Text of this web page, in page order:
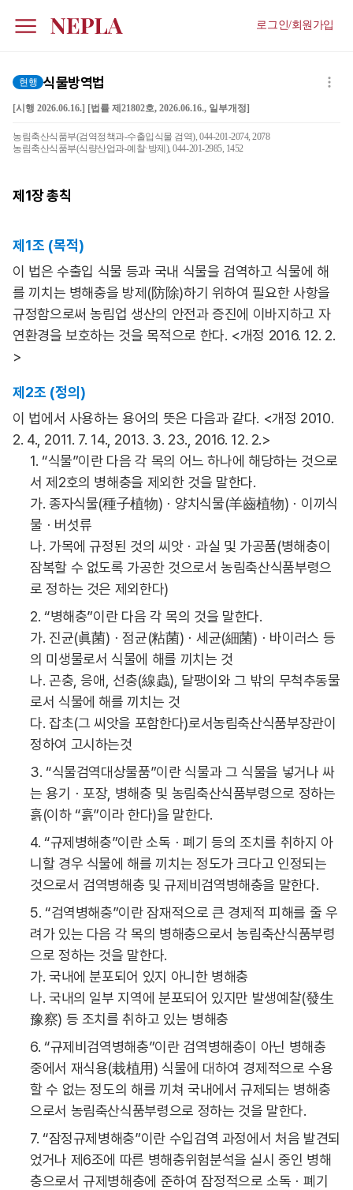
로그인/회원가입
현행 식물방역법
[시행 2026.06.16.] [법률 제21802호, 2026.06.16., 일부개정]
농림축산식품부(검역정책과-수출입식물 검역), 044-201-2074, 2078
농림축산식품부(식량산업과-예찰·방제), 044-201-2985, 1452
제1장총칙
제1조 (목적)
이 법은 수출입 식물 등과 국내 식물을 검역하고 식물에 해
를 끼치는 병해충을 방제(防除)하기 위하여 필요한 사항을
규정함으로써 농림업 생산의 안전과 증진에 이바지하고 자
연환경을 보호하는 것을 목적으로 한다. <개정 2016. 12. 2.
>
제2조 (정의)
이 법에서 사용하는 용어의 뜻은 다음과 같다. <개정 2010.
2. 4., 2011. 7. 14., 2013. 3. 23., 2016. 12. 2.>
1. “식물”이란 다음 각 목의 어느 하나에 해당하는 것으로
서 제2호의 병해충을 제외한 것을 말한다.
가. 종자식물(種子植物)ㆍ양치식물(羊齒植物)ㆍ이끼식
물ㆍ버섯류
나. 가목에 규정된 것의 씨앗ㆍ과실 및 가공품(병해충이
잠복할 수 없도록 가공한 것으로서 농림축산식품부령으
로 정하는 것은 제외한다)
2. “병해충”이란 다음 각 목의 것을 말한다.
가. 진균(眞菌)ㆍ점균(粘菌)ㆍ세균(細菌)ㆍ바이러스 등
의 미생물로서 식물에 해를 끼치는 것
나. 곤충, 응애, 선충(線蟲), 달팽이와 그 밖의 무척추동물
로서 식물에 해를 끼치는 것
다. 잡초(그 씨앗을 포함한다)로서농림축산식품부장관이
정하여 고시하는것
3. “식물검역대상물품”이란 식물과 그 식물을 넣거나 싸
는 용기ㆍ포장, 병해충 및 농림축산식품부령으로 정하는
흙(이하 “흙”이라 한다)을 말한다.
4. “규제병해충”이란 소독ㆍ폐기 등의 조치를 취하지 아
니할 경우 식물에 해를 끼치는 정도가 크다고 인정되는
것으로서 검역병해충 및 규제비검역병해충을 말한다.
5. “검역병해충”이란 잠재적으로 큰 경제적 피해를 줄 우
려가 있는 다음 각 목의 병해충으로서 농림축산식품부령
으로 정하는 것을 말한다.
가. 국내에 분포되어 있지 아니한 병해충
나. 국내의 일부 지역에 분포되어 있지만 발생예찰(發生
豫察) 등 조치를 취하고 있는 병해충
6. “규제비검역병해충”이란 검역병해충이 아닌 병해충
중에서 재식용(栽植用) 식물에 대하여 경제적으로 수용
할 수 없는 정도의 해를 끼쳐 국내에서 규제되는 병해충
으로서 농림축산식품부령으로 정하는 것을 말한다.
7. “잠정규제병해충”이란 수입검역 과정에서 처음 발견되
었거나 제6조에 따른 병해충위험분석을 실시 중인 병해
충으로서 규제병해충에 준하여 잠정적으로 소독ㆍ폐기